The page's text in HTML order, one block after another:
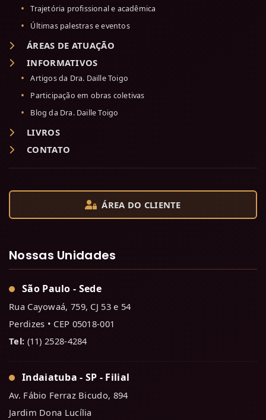
Trajetória profissional e acadêmica
Últimas palestras e eventos
ÁREAS DE ATUAÇÃO
INFORMATIVOS
Artigos da Dra. Daille Toigo
Participação em obras coletivas
Blog da Dra. Daille Toigo
LIVROS
CONTATO
ÁREA DO CLIENTE
Nossas Unidades
São Paulo - Sede
Rua Cayowaá, 759, CJ 53 e 54
Perdizes • CEP 05018-001
Tel: (11) 2528-4284
Indaiatuba - SP - Filial
Av. Fábio Ferraz Bicudo, 894
Jardim Dona Lucília